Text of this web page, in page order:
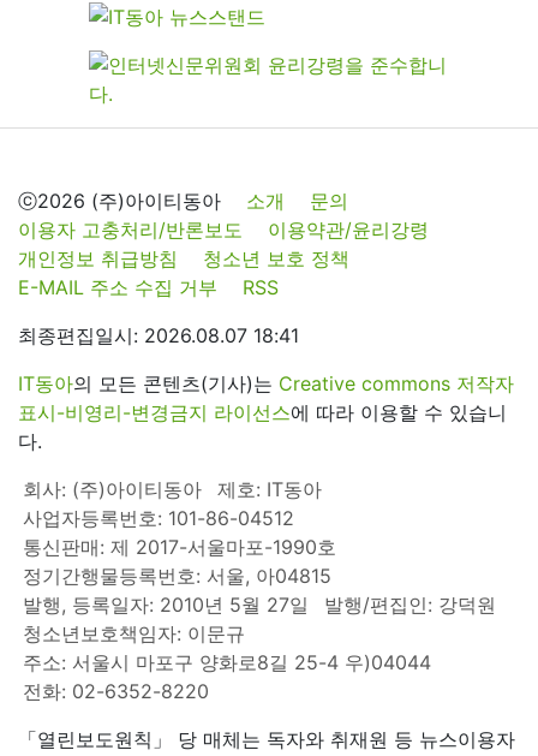
ⓒ2026 (주)아이티동아 소개
문의
이용자 고충처리/반론보도
이용약관/윤리강령
개인정보 취급방침
청소년 보호 정책
E-MAIL 주소 수집 거부
RSS
최종편집일시: 2026.08.07 18:41
IT동아의 모든 콘텐츠(기사)는 Creative commons 저작자
표시-비영리-변경금지 라이선스에 따라 이용할 수 있습니
다.
회사: (주)아이티동아
제호: IT동아
사업자등록번호: 101-86-04512
통신판매: 제 2017-서울마포-1990호
정기간행물등록번호: 서울, 아04815
발행, 등록일자: 2010년 5월 27일
발행/편집인: 강덕원
청소년보호책임자: 이문규
주소: 서울시 마포구 양화로8길 25-4 우)04044
전화: 02-6352-8220
「열린보도원칙」 당 매체는 독자와 취재원 등 뉴스이용자